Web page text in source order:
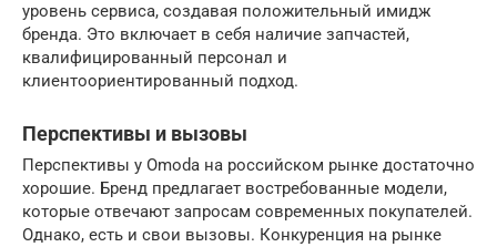
уровень сервиса, создавая положительный имидж
бренда. Это включает в себя наличие запчастей,
квалифицированный персонал и
клиентоориентированный подход.
Перспективы и вызовы
Перспективы у Omoda на российском рынке достаточно
хорошие. Бренд предлагает востребованные модели,
которые отвечают запросам современных покупателей.
Однако, есть и свои вызовы. Конкуренция на рынке